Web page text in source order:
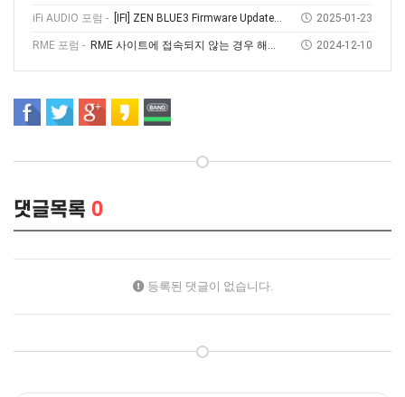
iFi AUDIO 포럼 - [IFI] ZEN BLUE3 Firmware Update V1.69 2025-01-23
RME 포럼 - RME 사이트에 접속되지 않는 경우 해결방법 2024-12-10
댓글목록 0
등록된 댓글이 없습니다.